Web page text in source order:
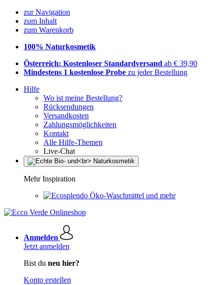
zur Navigation
zum Inhalt
zum Warenkorb
100% Naturkosmetik
Österreich: Kostenloser Standardversand ab € 39,90
Mindestens 1 kostenlose Probe zu jeder Bestellung
Hilfe
Wo ist meine Bestellung?
Rücksendungen
Versandkosten
Zahlungsmöglichkeiten
Kontakt
Alle Hilfe-Themen
Live-Chat
Mehr Inspiration
Öko-Waschmittel und mehr
Anmelden
Jetzt anmelden
Bist du neu hier?
Konto erstellen